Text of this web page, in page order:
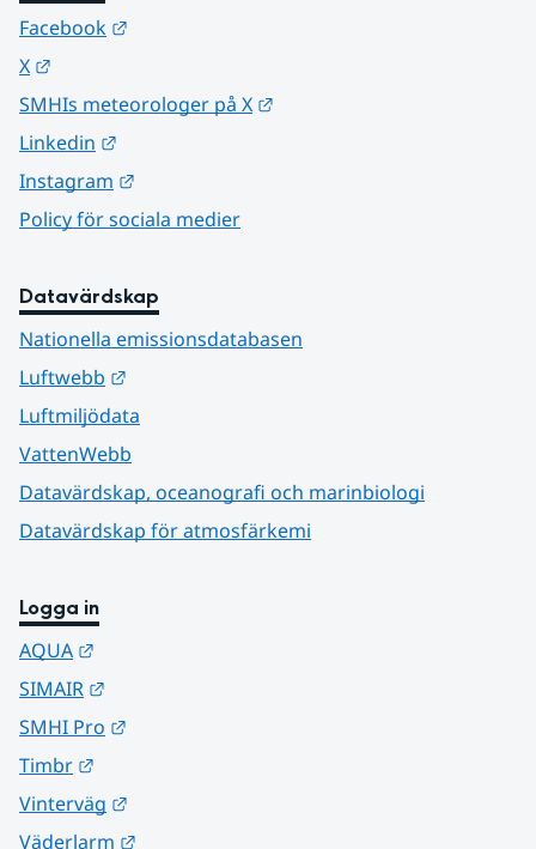
Facebook
X
SMHIs meteorologer på X
Linkedin
Instagram
Policy för sociala medier
Datavärdskap
Nationella emissionsdatabasen
Luftwebb
Luftmiljödata
VattenWebb
Datavärdskap, oceanografi och marinbiologi
Datavärdskap för atmosfärkemi
Logga in
AQUA
SIMAIR
SMHI Pro
Timbr
Vinterväg
Väderlarm